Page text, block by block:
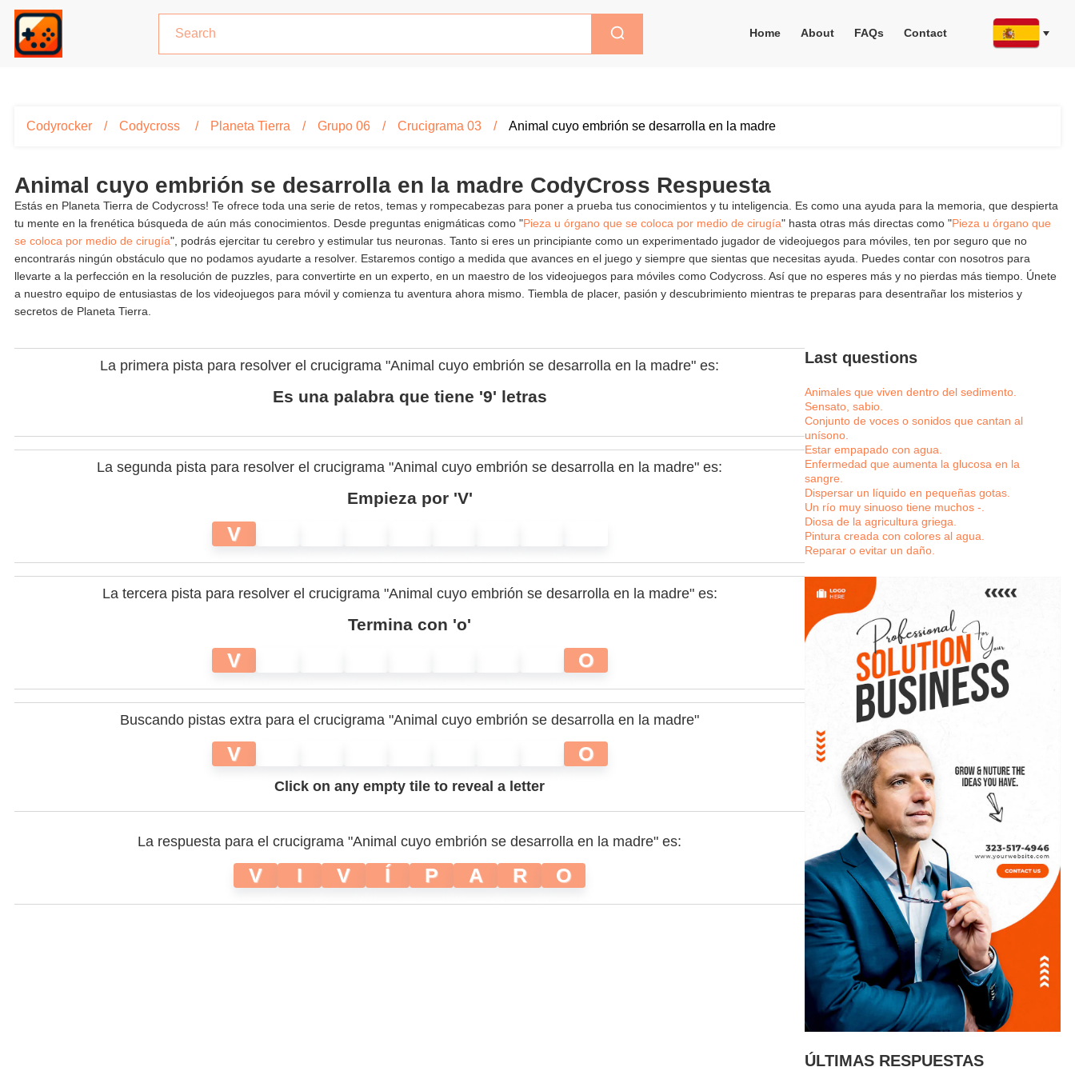
Home About FAQs Contact
Codyrocker Codycross Planeta Tierra Grupo 06 Crucigrama 03 Animal cuyo embrión se desarrolla en la madre
Animal cuyo embrión se desarrolla en la madre CodyCross Respuesta
Estás en Planeta Tierra de Codycross! Te ofrece toda una serie de retos, temas y rompecabezas para poner a prueba tus conocimientos y tu inteligencia. Es como una ayuda para la memoria, que despierta
tu mente en la frenética búsqueda de aún más conocimientos. Desde preguntas enigmáticas como "Pieza u órgano que se coloca por medio de cirugía" hasta otras más directas como "Pieza u órgano que
se coloca por medio de cirugía", podrás ejercitar tu cerebro y estimular tus neuronas. Tanto si eres un principiante como un experimentado jugador de videojuegos para móviles, ten por seguro que no
encontrarás ningún obstáculo que no podamos ayudarte a resolver. Estaremos contigo a medida que avances en el juego y siempre que sientas que necesitas ayuda. Puedes contar con nosotros para
llevarte a la perfección en la resolución de puzzles, para convertirte en un experto, en un maestro de los videojuegos para móviles como Codycross. Así que no esperes más y no pierdas más tiempo. Únete
a nuestro equipo de entusiastas de los videojuegos para móvil y comienza tu aventura ahora mismo. Tiembla de placer, pasión y descubrimiento mientras te preparas para desentrañar los misterios y
secretos de Planeta Tierra.
La primera pista para resolver el crucigrama "Animal cuyo embrión se desarrolla en la madre" es:
Es una palabra que tiene '9' letras
La segunda pista para resolver el crucigrama "Animal cuyo embrión se desarrolla en la madre" es:
Empieza por 'V'
V
La tercera pista para resolver el crucigrama "Animal cuyo embrión se desarrolla en la madre" es:
Termina con 'o'
V O
Buscando pistas extra para el crucigrama "Animal cuyo embrión se desarrolla en la madre"
V O
Click on any empty tile to reveal a letter
La respuesta para el crucigrama "Animal cuyo embrión se desarrolla en la madre" es:
V I V Í P A R O
Last questions
Animales que viven dentro del sedimento.
Sensato, sabio.
Conjunto de voces o sonidos que cantan al
unísono.
Estar empapado con agua.
Enfermedad que aumenta la glucosa en la
sangre.
Dispersar un líquido en pequeñas gotas.
Un río muy sinuoso tiene muchos -.
Diosa de la agricultura griega.
Pintura creada con colores al agua.
Reparar o evitar un daño.
ÚLTIMAS RESPUESTAS